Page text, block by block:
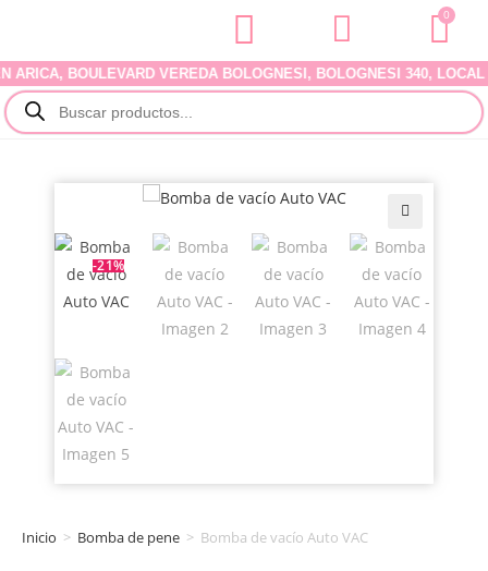
0
BOULEVARD VEREDA BOLOGNESI, BOLOGNESI 340, LOCAL
Inicio > Bomba de pene > Bomba de vacío Auto VAC
-21%
🔍